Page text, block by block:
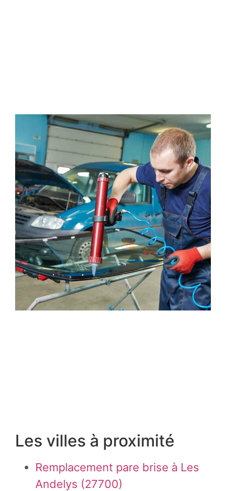
Les villes à proximité
Remplacement pare brise à Les
Andelys (27700)